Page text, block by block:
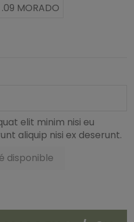
.09 MORADO
elit minim nisi eu
aliquip nisi ex deserunt.